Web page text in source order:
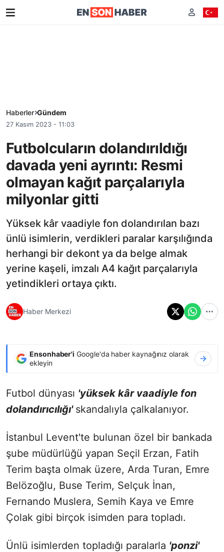
Haberler Gündem
27 Kasım 2023 - 11:03
Futbolcuların dolandırıldığı
davada yeni ayrıntı: Resmi
olmayan kağıt parçalarıyla
milyonlar gitti
Yüksek kâr vaadiyle fon dolandırılan bazı
ünlü isimlerin, verdikleri paralar karşılığında
herhangi bir dekont ya da belge almak
yerine kaşeli, imzalı A4 kağıt parçalarıyla
yetindikleri ortaya çıktı.
Haber Merkezi
Ensonhaber'i Google'da haber kaynağınız olarak
ekleyin
Futbol dünyası 'yüksek kâr vaadiyle fon
dolandırıcılığı' skandalıyla çalkalanıyor.
İstanbul Levent'te bulunan özel bir bankada
şube müdürlüğü yapan Seçil Erzan, Fatih
Terim başta olmak üzere, Arda Turan, Emre
Belözoğlu, Buse Terim, Selçuk İnan,
Fernando Muslera, Semih Kaya ve Emre
Çolak gibi birçok isimden para topladı.
Ünlü isimlerden topladığı paralarla 'ponzi'